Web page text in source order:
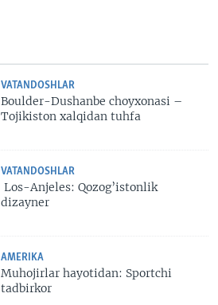
VATANDOSHLAR
Boulder-Dushanbe choyxonasi –
Tojikiston xalqidan tuhfa
VATANDOSHLAR
Los-Anjeles: Qozog’istonlik
dizayner
AMERIKA
Muhojirlar hayotidan: Sportchi
tadbirkor